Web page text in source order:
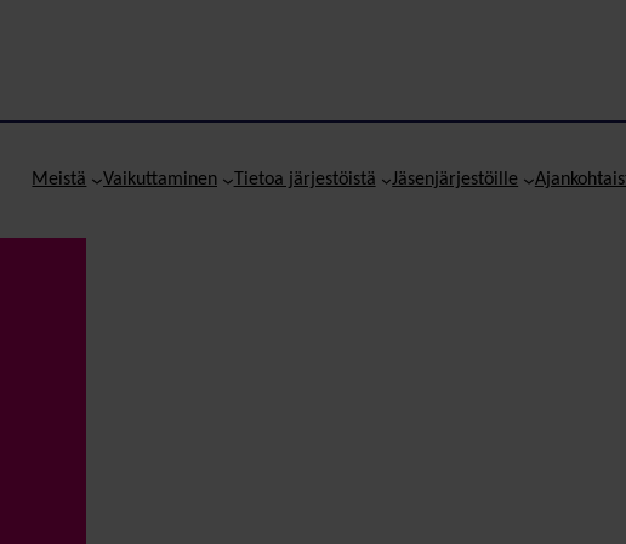
Meistä Vaikuttaminen Tietoa järjestöistä Jäsenjärjestöille